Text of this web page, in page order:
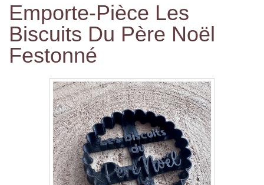
Emporte-Pièce Les
Biscuits Du Père Noël
Festonné